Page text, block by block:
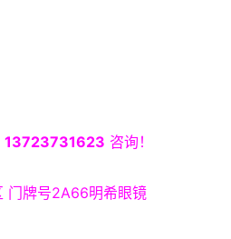
13723731623 咨询！
门牌号2A66明希眼镜